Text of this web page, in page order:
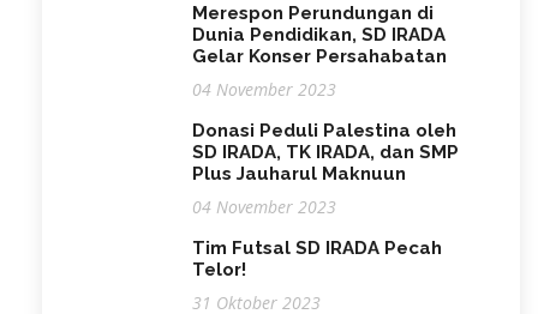
Merespon Perundungan di
Dunia Pendidikan, SD IRADA
Gelar Konser Persahabatan
04 November 2023
Donasi Peduli Palestina oleh
SD IRADA, TK IRADA, dan SMP
Plus Jauharul Maknuun
04 November 2023
Tim Futsal SD IRADA Pecah
Telor!
31 Oktober 2023